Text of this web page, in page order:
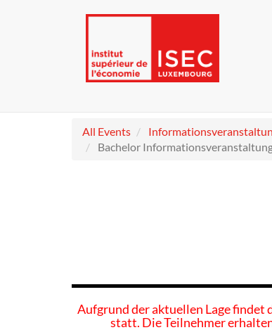
All Events
Bachelor
Aufgrund der aktuellen Lage
statt. Die Teilnehmer